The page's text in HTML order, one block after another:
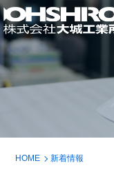
HOME 新着情報